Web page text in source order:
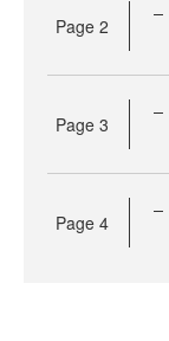
Page 2
Page 3
Page 4